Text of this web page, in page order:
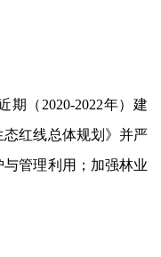
期（2020-2022年）建
红线总体规划》并严
管理利用；加强林业